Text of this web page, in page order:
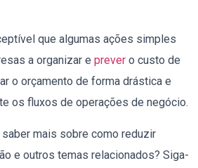
que algumas ações simples
a organizar e prever o custo de
o orçamento de forma drástica e
os fluxos de operações de negócio.
mais sobre como reduzir
e outros temas relacionados? Siga-